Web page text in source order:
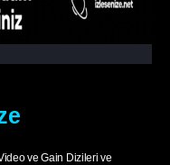
ve Gain Dizileri ve